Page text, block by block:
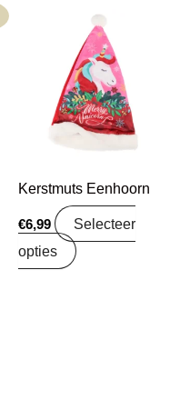
Kerstmuts Eenhoorn
€6,99
Selecteer
opties